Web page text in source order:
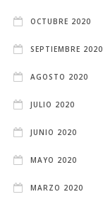
OCTUBRE 2020
SEPTIEMBRE 2020
AGOSTO 2020
JULIO 2020
JUNIO 2020
MAYO 2020
MARZO 2020